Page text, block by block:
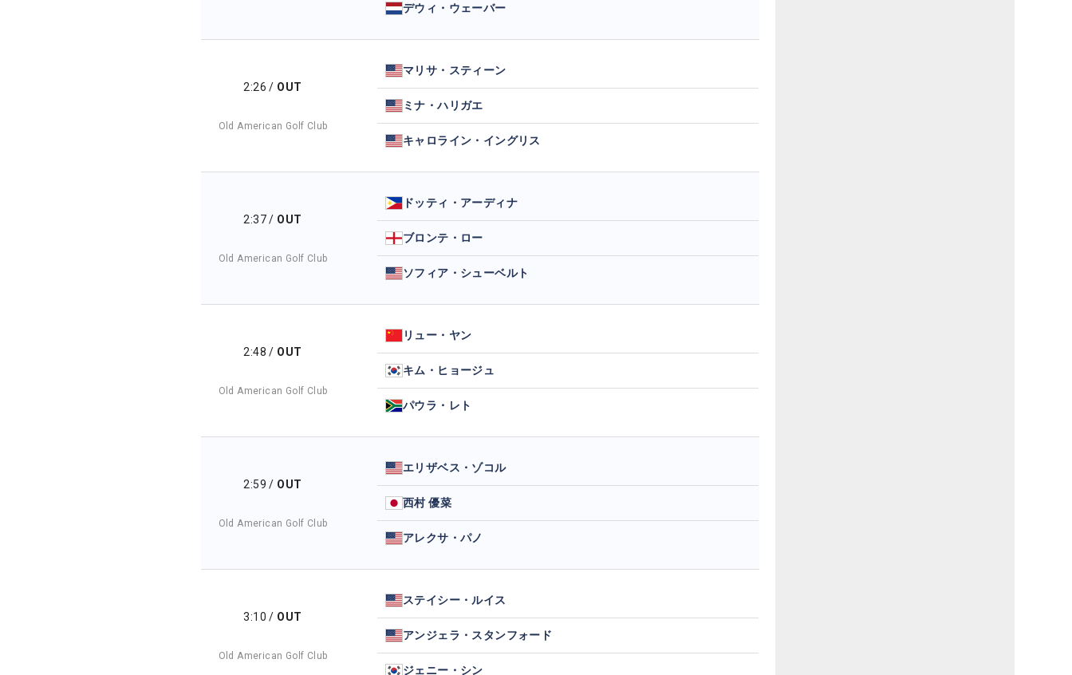
デウィ・ウェーバー
2:26 / OUT
Old American Golf Club
マリサ・スティーン
ミナ・ハリガエ
キャロライン・イングリス
2:37/ OUT
Old American Golf Club
ドッティ・アーディナ
ブロンテ・ロー
ソフィア・シューベルト
2:48 / OUT
Old American Golf Club
リュー・ヤン
キム・ヒョージュ
パウラ・レト
2:59 / OUT
Old American Golf Club
エリザベス・ゾコル
西村 優菜
アレクサ・パノ
3:10 / OUT
Old American Golf Club
ステイシー・ルイス
アンジェラ・スタンフォード
ジェニー・シン